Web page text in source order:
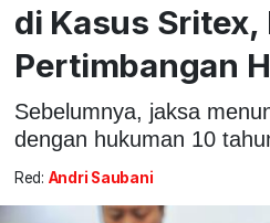
di Kasus Sritex,
Pertimbangan
Sebelumnya, jaksa
dengan hukuman 10
Red: Andri Saubani